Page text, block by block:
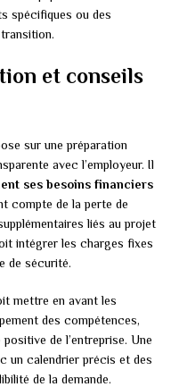
spécifiques ou des
et conseils
sur une préparation
avec l’employeur. Il
ses besoins financiers
compte de la perte de
liés au projet
intégrer les charges fixes
de sécurité.
mettre en avant les
des compétences,
de l’entreprise. Une
un calendrier précis et des
de la demande.